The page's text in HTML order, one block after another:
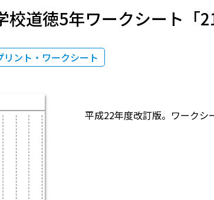
校道徳5年ワークシート「
リント・ワークシート
平成22年度改訂版。ワークシ